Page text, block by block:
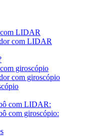
com LIDAR
com LIDAR
giroscópio
com giroscópio
com LIDAR:
com giroscópio: